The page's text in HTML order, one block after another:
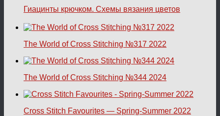
Гиацинты крючком. Схемы вязания цветов
The World of Cross Stitching №317 2022
The World of Cross Stitching №344 2024
Cross Stitch Favourites — Spring-Summer 2022